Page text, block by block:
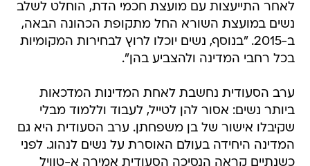
לאחר התייעצות עם מועצת חכמי הדת, הוחלט לשלב
נשים במועצת השורא החל מתקופת הכהונה הבאה,
ב-2015. "בנוסף, נשים יוכלו לרוץ לבחירות המקומיות
בכל רחבי המדינה ולהצביע בהן".
ערב הסעודית נחשבת לאחת המדינות המדכאות
ביותר נשים: אסור להן לטייל, לעבוד וללמוד מבלי
שקיבלו אישור של בן משפחתן. ערב הסעודית היא גם
המדינה היחידה בעולם האוסרת על נשים לנהוג. לפני
כשנתיים קראה הנסיכה הסעודית אמירה א-טוויל